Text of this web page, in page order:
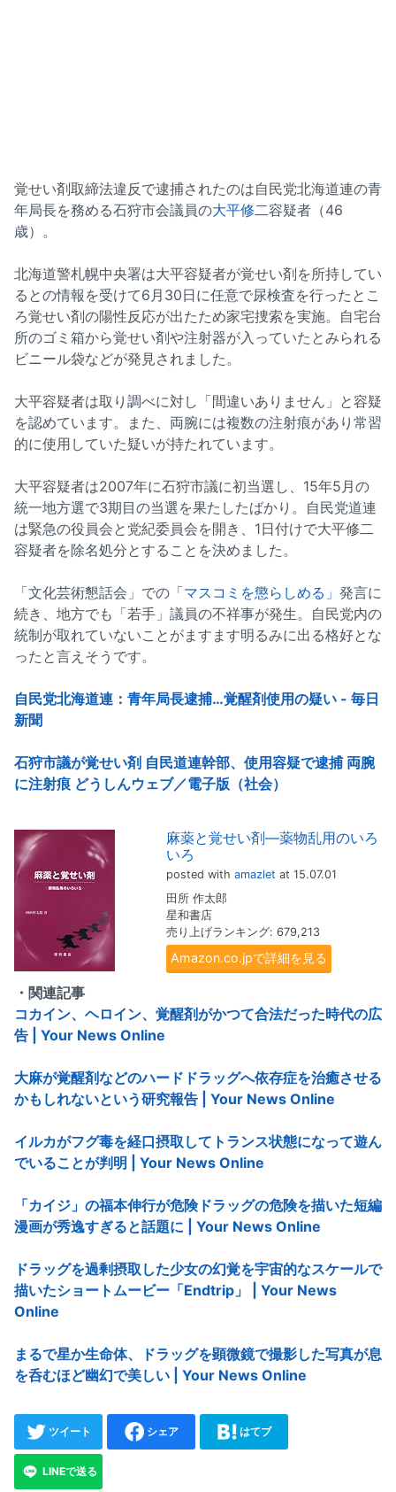
覚せい剤取締法違反で逮捕されたのは自民党北海道連の青
年局長を務める石狩市会議員の大平修二容疑者（46
歳）。
北海道警札幌中央署は大平容疑者が覚せい剤を所持してい
るとの情報を受けて6月30日に任意で尿検査を行ったとこ
ろ覚せい剤の陽性反応が出たため家宅捜索を実施。自宅台
所のゴミ箱から覚せい剤や注射器が入っていたとみられる
ビニール袋などが発見されました。
大平容疑者は取り調べに対し「間違いありません」と容疑
を認めています。また、両腕には複数の注射痕があり常習
的に使用していた疑いが持たれています。
大平容疑者は2007年に石狩市議に初当選し、15年5月の
統一地方選で3期目の当選を果たしたばかり。自民党道連
は緊急の役員会と党紀委員会を開き、1日付けで大平修二
容疑者を除名処分とすることを決めました。
「文化芸術懇話会」での 「マスコミを懲らしめる」 発言に
続き、地方でも「若手」議員の不祥事が発生。自民党内の
統制が取れていないことがますます明るみに出る格好とな
ったと言えそうです。
自民党北海道連：青年局長逮捕…覚醒剤使用の疑い - 毎日
新聞
石狩市議が覚せい剤 自民道連幹部、使用容疑で逮捕 両腕
に注射痕 どうしんウェブ／電子版（社会）
麻薬と覚せい剤―薬物乱用のいろ
いろ
posted with amazlet at 15.07.01
田所 作太郎
星和書店
売り上げランキング: 679,213
Amazon.co.jpで詳細を見る
・関連記事
コカイン、ヘロイン、覚醒剤がかつて合法だった時代の広
告 | Your News Online
大麻が覚醒剤などのハードドラッグへ依存症を治癒させる
かもしれないという研究報告 | Your News Online
イルカがフグ毒を経口摂取してトランス状態になって遊ん
でいることが判明 | Your News Online
「カイジ」の福本伸行が危険ドラッグの危険を描いた短編
漫画が秀逸すぎると話題に | Your News Online
ドラッグを過剰摂取した少女の幻覚を宇宙的なスケールで
描いたショートムービー「Endtrip」 | Your News
Online
まるで星か生命体、ドラッグを顕微鏡で撮影した写真が息
を呑むほど幽幻で美しい | Your News Online
ツイート シェア はてブ
LINEで送る